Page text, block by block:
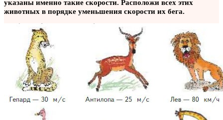
указаны именно такие скорости. Расположи всех этих
животных в порядке уменьшения скорости их бега.